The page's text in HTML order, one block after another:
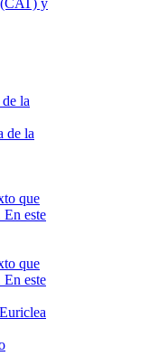
y
la
de la